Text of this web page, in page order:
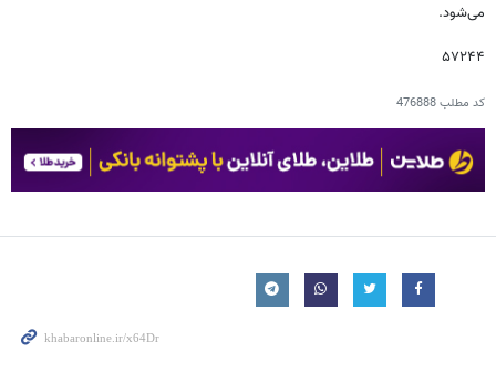
می‌شود.
۵۷۲۴۴
کد مطلب476888